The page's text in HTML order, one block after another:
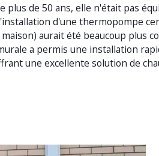
plus de 50 ans, elle n'était pas
d'une thermopompe
aurait été beaucoup plus
a permis une installation
une excellente solution de